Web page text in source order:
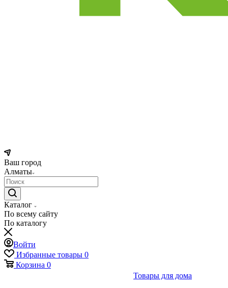
Ваш город
Алматы
Каталог
По всему сайту
По каталогу
Войти
Избранные товары 0
Корзина 0
Товары для дома